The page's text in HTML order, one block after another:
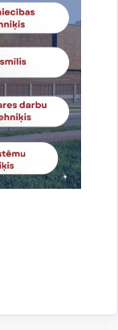
izmantots
par to, kā
lai